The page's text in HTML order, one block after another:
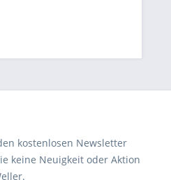
kostenlosen Newsletter
keine Neuigkeit oder Aktion